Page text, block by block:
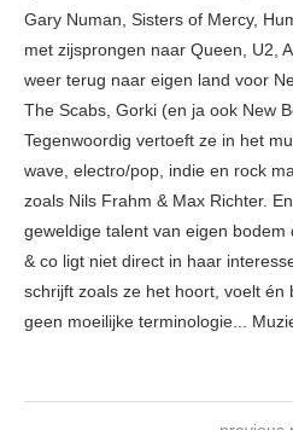
Gary Numan, Sisters of Mercy,
met zijsprongen naar Queen, U2,
weer terug naar eigen land voor
The Scabs, Gorki (en ja ook New
Tegenwoordig vertoeft ze in het
wave, electro/pop, indie en rock
zoals Nils Frahm & Max Richter.
geweldige talent van eigen
& co ligt niet direct in haar
schrijft zoals ze het hoort, voelt én
geen moeilijke terminologie...